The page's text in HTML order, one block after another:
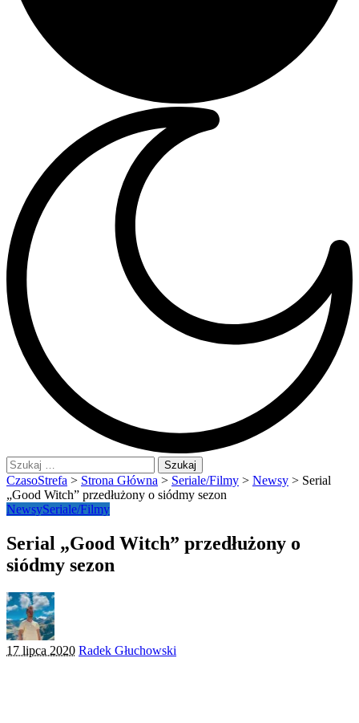
Szukaj:
CzasoStrefa > Strona Główna > Seriale/Filmy > Newsy > Serial
„Good Witch” przedłużony o siódmy sezon
NewsySeriale/Filmy
Serial „Good Witch” przedłużony o
siódmy sezon
17 lipca 2020 Posted
Radek Głuchowski